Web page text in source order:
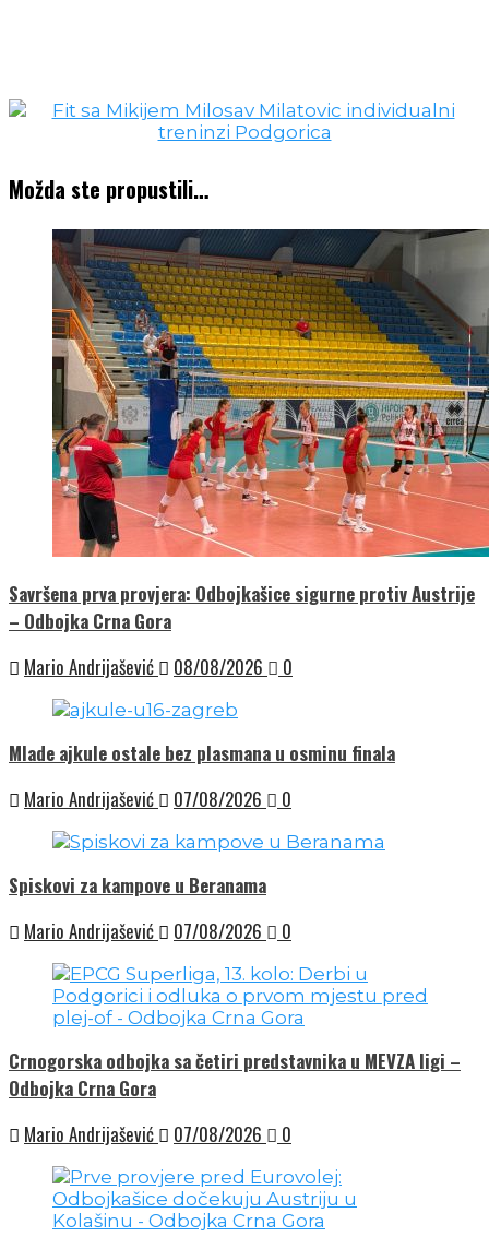
Možda ste propustili…
Savršena prva provjera: Odbojkašice sigurne protiv Austrije
– Odbojka Crna Gora
Mario Andrijašević
08/08/2026 0
Mlade ajkule ostale bez plasmana u osminu finala
Mario Andrijašević
07/08/2026 0
Spiskovi za kampove u Beranama
Mario Andrijašević
07/08/2026 0
Crnogorska odbojka sa četiri predstavnika u MEVZA ligi –
Odbojka Crna Gora
Mario Andrijašević
07/08/2026 0